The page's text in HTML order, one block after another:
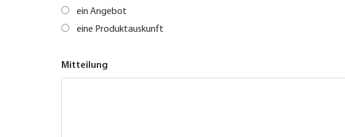
ein Angebot
eine Produktauskunft
Mitteilung